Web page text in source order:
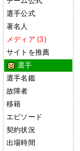
選手公式
著名人
メディア (3)
サイトを推薦
選手
選手名鑑
故障者
移籍
エピソード
契約状況
出場時間